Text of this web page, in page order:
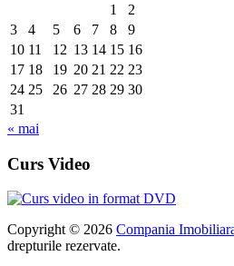
1
2
3
4 5 6 7 8
9
10 11 12 13 14 15 16
17 18 19 20 21 22 23
24 25 26 27 28 29 30
31
« mai
Curs Video
Copyright © 2026 Compania
drepturile rezervate.